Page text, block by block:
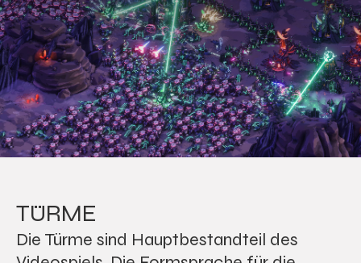
TÜRME
Die Türme sind Hauptbestandteil des